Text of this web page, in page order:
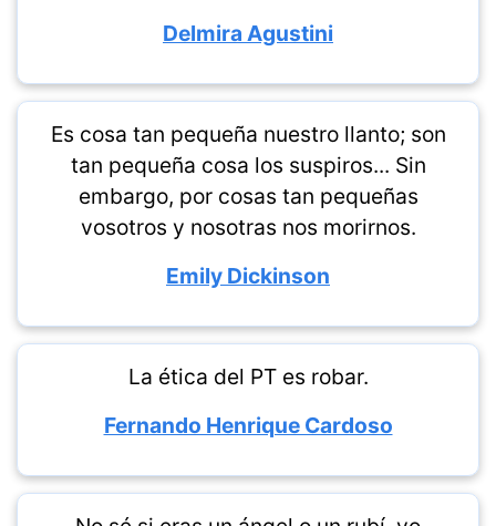
Delmira Agustini
Es cosa tan pequeña nuestro llanto; son
tan pequeña cosa los suspiros... Sin
embargo, por cosas tan pequeñas
vosotros y nosotras nos morirnos.
Emily Dickinson
La ética del PT es robar.
Fernando Henrique Cardoso